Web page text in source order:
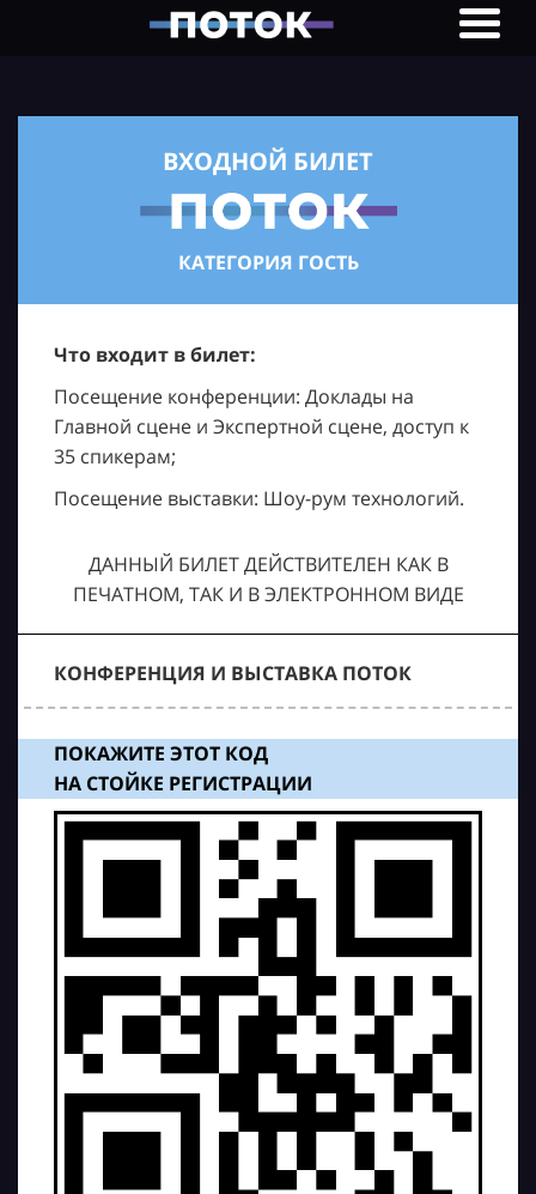
ВХОДНОЙ БИЛЕТ
КАТЕГОРИЯ ГОСТЬ
Что входит в билет:
Посещение конференции: Доклады на
Главной сцене и Экспертной сцене, доступ к
35 спикерам;
Посещение выставки: Шоу-рум технологий.
ДАННЫЙ БИЛЕТ ДЕЙСТВИТЕЛЕН КАК В
ПЕЧАТНОМ, ТАК И В ЭЛЕКТРОННОМ ВИДЕ
КОНФЕРЕНЦИЯ И ВЫСТАВКА ПОТОК
ПОКАЖИТЕ ЭТОТ КОД
НА СТОЙКЕ РЕГИСТРАЦИИ